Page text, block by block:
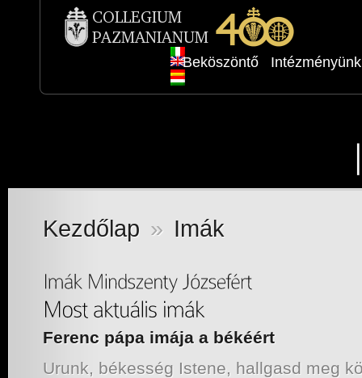
Beköszöntő Intézményünk
Kezdőlap » Imák
Ferenc pápa imája a békéért
Urunk, békesség Istene, hallgasd meg